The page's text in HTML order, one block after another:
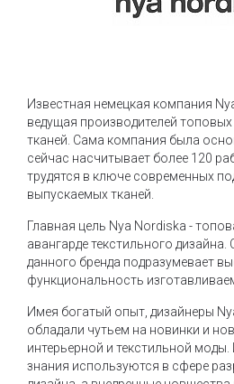
Известная немецкая компания
ведущая производителей
тканей. Сама компания была
сейчас насчитывает более 120
трудятся в ключе современных
выпускаемых тканей.
Главная цель Nya Nordiska -
авангарде текстильного дизайна.
данного бренда подразумевает
функциональность
Имея богатый опыт, дизайнеры
обладали чутьем на новинки и
интерьерной и текстильной
знания используются в сфере